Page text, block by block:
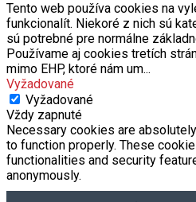
Tento web používa cookies na
funkcionalít. Niekoré z nich sú
sú potrebné pre normálne
Používame aj cookies tretích
mimo EHP, ktoré nám um...
Vyžadované
Vyžadované
Vždy zapnuté
Necessary cookies are
to function properly. These
functionalities and security
anonymously.